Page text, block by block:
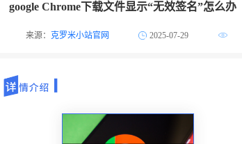
google Chrome下载文件显示“无效签名”怎么办
来源： 克罗米小站官网 2025-07-29